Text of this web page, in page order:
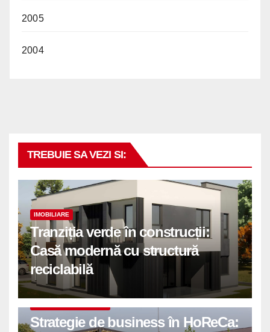
2005
2004
TREBUIE SA VEZI SI:
IMOBILIARE
Tranziția verde în construcții:
Casă modernă cu structură
reciclabilă
Strategie de business în HoReCa: